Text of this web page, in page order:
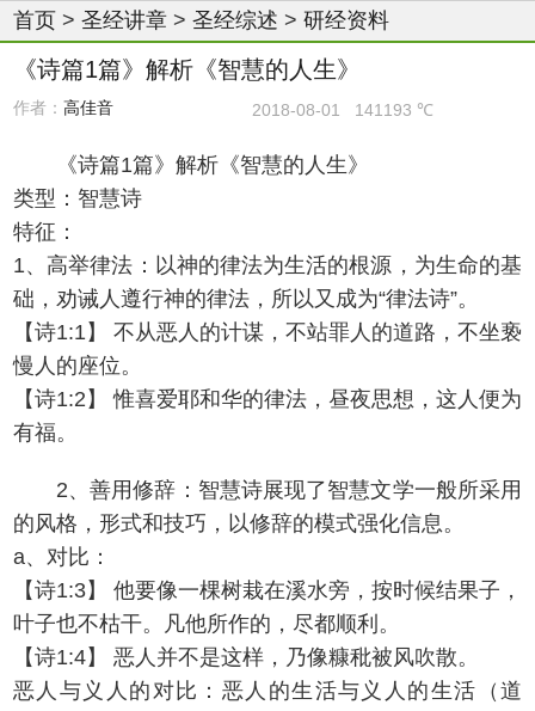
首页 > 圣经讲章 > 圣经综述 > 研经资料
《诗篇1篇》解析《智慧的人生》
作者： 高佳音 2018-08-01 141193 ℃
《诗篇1篇》解析《智慧的人生》
类型：智慧诗
特征：
1、高举律法：以神的律法为生活的根源，为生命的基
础，劝诫人遵行神的律法，所以又成为“律法诗”。
【诗1:1】 不从恶人的计谋，不站罪人的道路，不坐亵
慢人的座位。
【诗1:2】 惟喜爱耶和华的律法，昼夜思想，这人便为
有福。
2、善用修辞：智慧诗展现了智慧文学一般所采用
的风格，形式和技巧，以修辞的模式强化信息。
a、对比：
【诗1:3】 他要像一棵树栽在溪水旁，按时候结果子，
叶子也不枯干。凡他所作的，尽都顺利。
【诗1:4】 恶人并不是这样，乃像糠秕被风吹散。
恶人与义人的对比：恶人的生活与义人的生活（道